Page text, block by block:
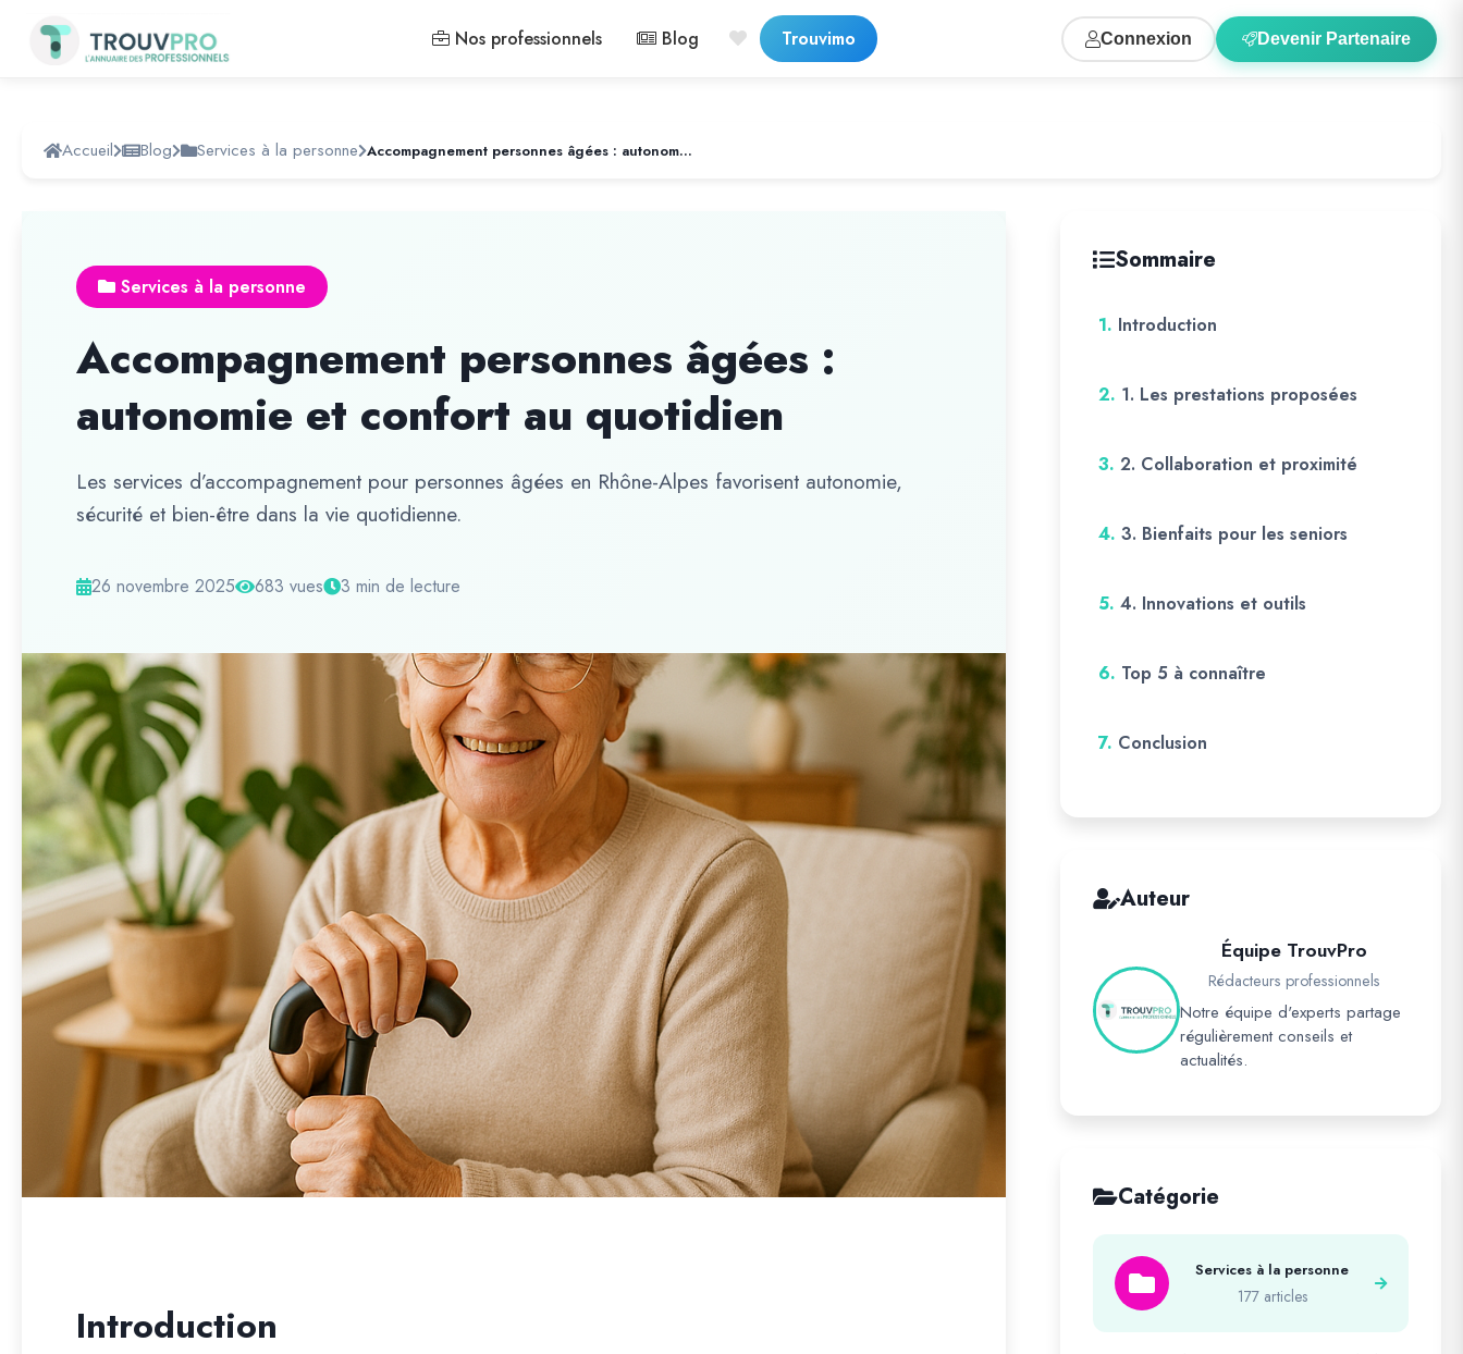
Nos professionnels Blog Trouvimo Connexion Devenir Partenaire
Accueil Blog Services à la personne Accompagnement personnes âgées : autonomie et confort au quotidien
Services à la personne
Accompagnement personnes âgées :
autonomie et confort au quotidien
Les services d’accompagnement pour personnes âgées en Rhône-Alpes favorisent autonomie,
sécurité et bien-être dans la vie quotidienne.
26 novembre 2025 683 vues 3 min de lecture
Introduction
Sommaire
1. Introduction
2. 1. Les prestations proposées
3. 2. Collaboration et proximité
4. 3. Bienfaits pour les seniors
5. 4. Innovations et outils
6. Top 5 à connaître
7. Conclusion
Auteur
Équipe TrouvPro
Rédacteurs professionnels
Notre équipe d'experts partage
régulièrement conseils et
actualités.
Catégorie
Services à la personne
177 articles